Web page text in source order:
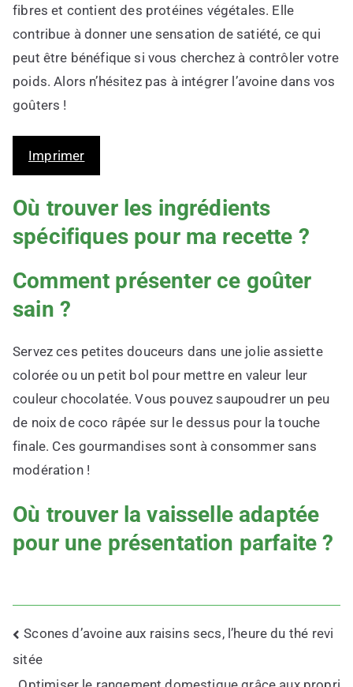
fibres et contient des protéines végétales. Elle
contribue à donner une sensation de satiété, ce qui
peut être bénéfique si vous cherchez à contrôler votre
poids. Alors n’hésitez pas à intégrer l’avoine dans vos
goûters !
Imprimer
Où trouver les ingrédients
spécifiques pour ma recette ?
Comment présenter ce goûter
sain ?
Servez ces petites douceurs dans une jolie assiette
colorée ou un petit bol pour mettre en valeur leur
couleur chocolatée. Vous pouvez saupoudrer un peu
de noix de coco râpée sur le dessus pour la touche
finale. Ces gourmandises sont à consommer sans
modération !
Où trouver la vaisselle adaptée
pour une présentation parfaite ?
Navigation
de
l’article
Scones d’avoine aux raisins secs, l’heure du thé revi
sitée